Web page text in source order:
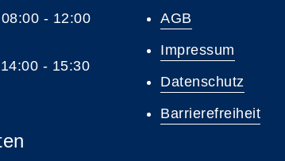
- 12:00
- 15:30
AGB
Impressum
Datenschutz
Barrierefreiheit